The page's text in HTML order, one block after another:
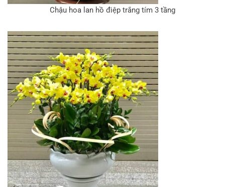
Chậu hoa lan hồ điệp trắng tím 3 tầng